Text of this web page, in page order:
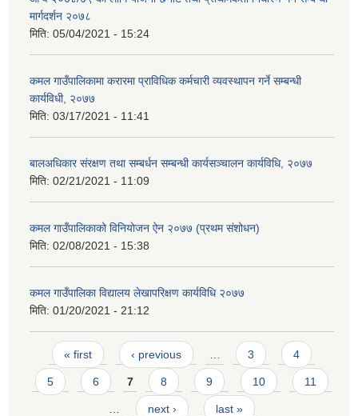
मार्गदर्शन २०७८
मिति: 05/04/2021 - 15:24
कमल गाउँपालिकामा करारमा प्राविधिक कर्मचारी व्यवस्थापन गर्ने सम्बन्धी
कार्यविधी, २०७७
मिति: 03/17/2021 - 11:41
बालअधिकार संरक्षण तथा सम्बर्धन सम्बन्धी कार्यसञ्चालन कार्यविधि, २०७७
मिति: 02/21/2021 - 11:09
कमल गाउँपालिकाको विनियोजन ऐन २०७७ (प्रथम संशोधन)
मिति: 02/08/2021 - 15:38
कमल गाउँपालिका विद्यालय लेखापरिक्षण कार्यविधि २०७७
मिति: 01/20/2021 - 21:12
Pages
« first ‹ previous 3 4
5 6 7 8 9 10 11
next › last »